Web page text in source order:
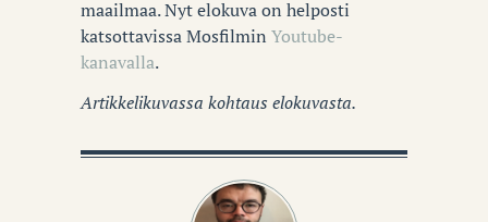
maailmaa. Nyt elokuva on helposti
katsottavissa Mosfilmin Youtube-
kanavalla.
Artikkelikuvassa kohtaus elokuvasta.